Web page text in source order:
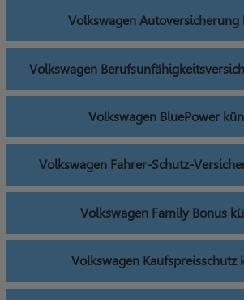
Volkswagen Autoversicherung
Volkswagen
Volkswagen BluePower
Volkswagen Fahrer-Schutz-
Volkswagen Family Bonus
Volkswagen Kaufspreisschutz